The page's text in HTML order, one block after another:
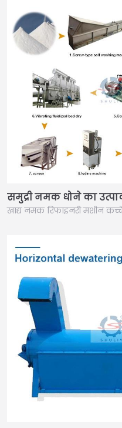
समुद्री नमक धोने का
खाद्य नमक रिफाइनरी मशीन